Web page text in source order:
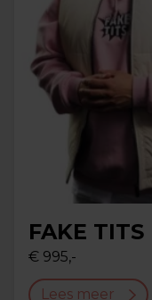
FAKE TITS
€ 995,-
Lees meer